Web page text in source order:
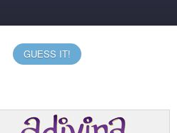
GUESS IT!